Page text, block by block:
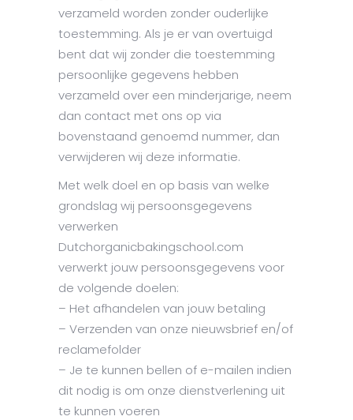
verzameld worden zonder ouderlijke
toestemming. Als je er van overtuigd
bent dat wij zonder die toestemming
persoonlijke gegevens hebben
verzameld over een minderjarige, neem
dan contact met ons op via
bovenstaand genoemd nummer, dan
verwijderen wij deze informatie.
Met welk doel en op basis van welke
grondslag wij persoonsgegevens
verwerken
Dutchorganicbakingschool.com
verwerkt jouw persoonsgegevens voor
de volgende doelen:
– Het afhandelen van jouw betaling
– Verzenden van onze nieuwsbrief en/of
reclamefolder
– Je te kunnen bellen of e-mailen indien
dit nodig is om onze dienstverlening uit
te kunnen voeren